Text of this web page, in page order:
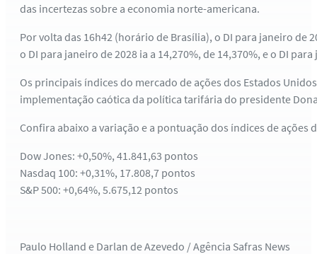
das incertezas sobre a economia norte-americana.
Por volta das 16h42 (horário de Brasília), o DI para janeiro de
o DI para janeiro de 2028 ia a 14,270%, de 14,370%, e o DI
Os principais índices do mercado de ações dos Estados
implementação caótica da política tarifária do presidente
Confira abaixo a variação e a pontuação dos índices de ações
Dow Jones: +0,50%, 41.841,63 pontos
Nasdaq 100: +0,31%, 17.808,7 pontos
S&P 500: +0,64%, 5.675,12 pontos
Paulo Holland e Darlan de Azevedo / Agência Safras News